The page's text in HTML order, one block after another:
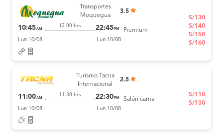
Transportes
Moquegua
3.5
10:45AM
12:00 hrs 22:45 PM
Lun 10/08 Lun 10/08
Premium
S/130
S/140
S/150
S/160
Turismo Tacna
Internacional
2.5
11:00AM
11:30 hrs 22:30 PM
Lun 10/08 Lun 10/08
Salón cama
S/110
S/130